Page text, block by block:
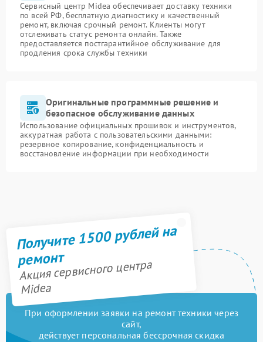
Сервисный центр Midea обеспечивает доставку техники
по всей РФ, бесплатную диагностику и качественный
ремонт, включая срочный ремонт. Клиенты могут
отслеживать статус ремонта онлайн. Также
предоставляется постгарантийное обслуживание для
продления срока службы техники
Оригинальные программные решение и
безопасное обслуживание данных
Использование официальных прошивок и инструментов,
аккуратная работа с пользовательскими данными:
резервное копирование, конфиденциальность и
восстановление информации при необходимости
Получите 1500 рублей на
ремонт
Акция сервисного центра
Midea
При оформлении заявки на ремонт техники через
сайт,
действует персональная бессрочная скидка